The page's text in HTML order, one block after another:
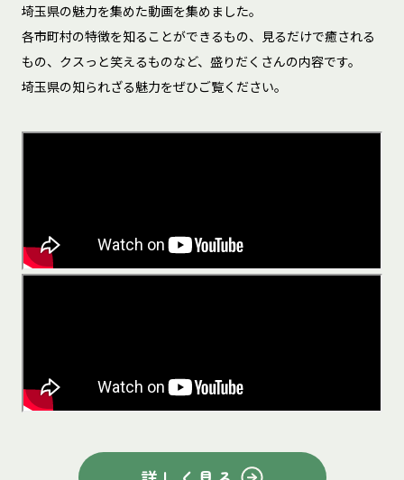
埼玉県の魅力を集めた動画を集めました。
各市町村の特徴を知ることができるもの、見るだけで癒される
もの、 クスっと笑えるものなど、盛りだくさんの内容です。
埼玉県の知られざる魅力をぜひご覧ください。